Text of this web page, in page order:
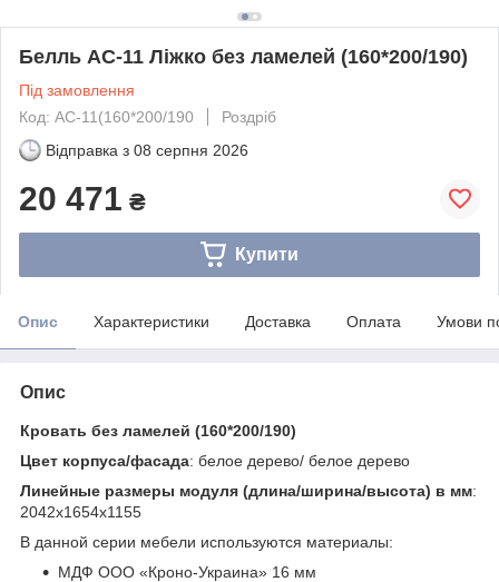
Белль АС-11 Ліжко без ламелей (160*200/190)
Під замовлення
Код: АС-11(160*200/190
Роздріб
Відправка з 08 серпня 2026
20 471 ₴
Купити
Опис Характеристики Доставка Оплата Умови
Опис
Кровать без ламелей (160*200/190)
Цвет корпуса/фасада: белое дерево/ белое дерево
Линейные размеры модуля (длина/ширина/высота) в мм:
2042х1654х1155
В данной серии мебели используются материалы:
МДФ ООО «Кроно-Украина» 16 мм